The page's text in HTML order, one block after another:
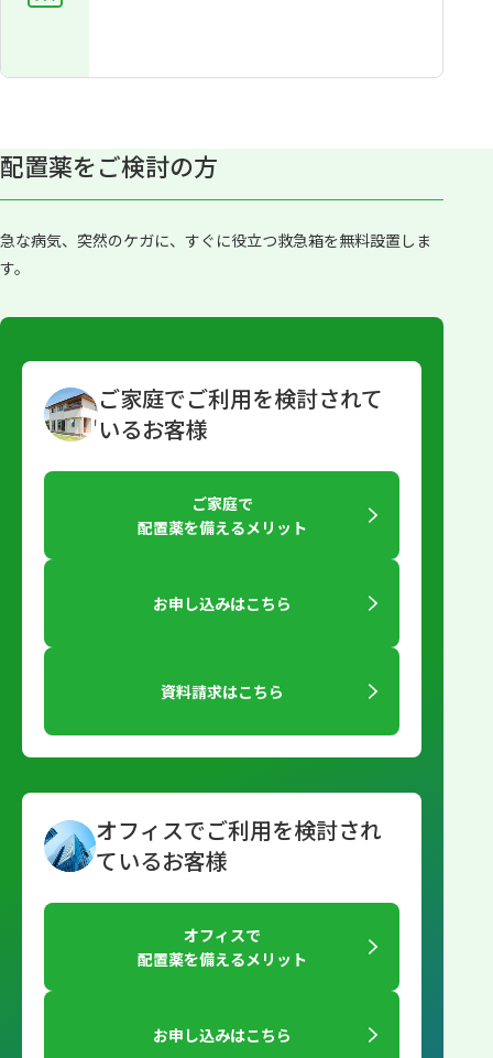
配置薬をご検討の方
急な病気、突然のケガに、すぐに役立つ救急箱を無料設置しま
す。
ご家庭でご利用を検討されて
いるお客様
ご家庭で
配置薬を備えるメリット
お申し込みはこちら
資料請求はこちら
オフィスでご利用を検討され
ているお客様
オフィスで
配置薬を備えるメリット
お申し込みはこちら